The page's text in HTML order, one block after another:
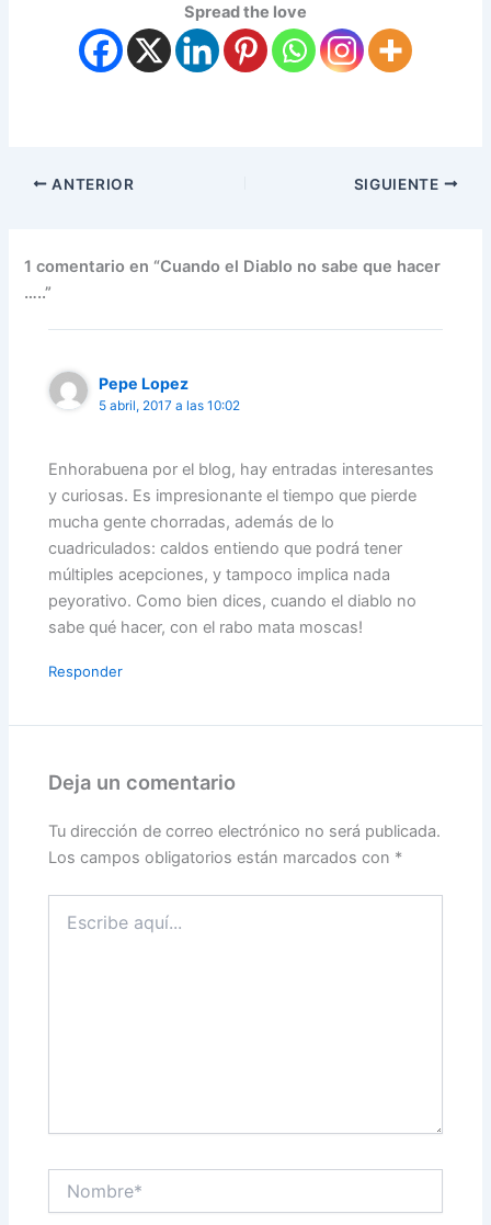
Spread the love
ANTERIOR SIGUIENTE
1 comentario en “Cuando el Diablo no sabe que hacer
…..”
Pepe Lopez
5 abril, 2017 a las 10:02
Enhorabuena por el blog, hay entradas interesantes
y curiosas. Es impresionante el tiempo que pierde
mucha gente chorradas, además de lo
cuadriculados: caldos entiendo que podrá tener
múltiples acepciones, y tampoco implica nada
peyorativo. Como bien dices, cuando el diablo no
sabe qué hacer, con el rabo mata moscas!
Responder
Deja un comentario
Tu dirección de correo electrónico no será publicada.
Los campos obligatorios están marcados con *
aquí...